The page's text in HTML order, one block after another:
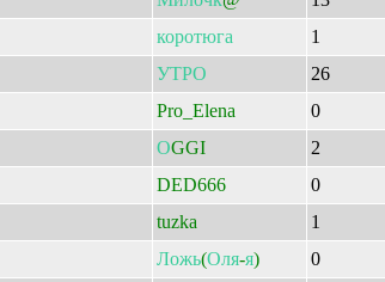
коротюга 1
УТРО 26
Pro_Elena 0
ОGGI 2
DED666 0
tuzka 1
Ложь(Оля-я) 0